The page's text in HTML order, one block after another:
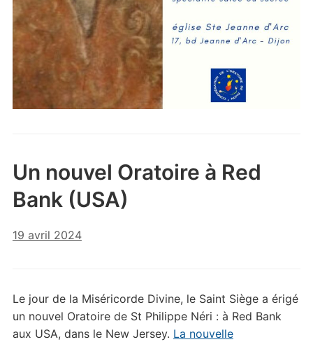
Un nouvel Oratoire à Red
Bank (USA)
19 avril 2024
Le jour de la Miséricorde Divine, le Saint Siège a érigé
un nouvel Oratoire de St Philippe Néri : à Red Bank
aux USA, dans le New Jersey. La nouvelle